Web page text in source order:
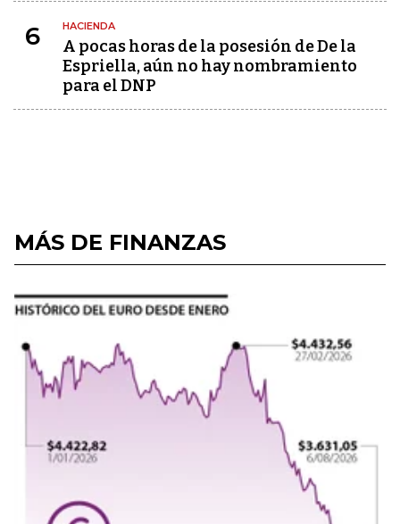
6 HACIENDA
A pocas horas de la posesión de De la
Espriella, aún no hay nombramiento
para el DNP
MÁS DE FINANZAS